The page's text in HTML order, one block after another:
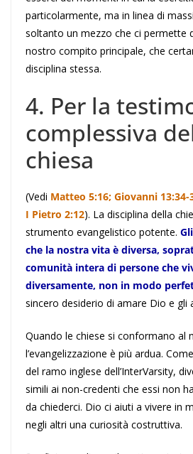
particolarmente, ma in linea di
soltanto un mezzo che ci permette
nostro compito principale, che
disciplina stessa.
4. Per la
complessiva
chiesa
(Vedi Matteo 5:16; Giovanni 13:34-
I Pietro 2:12). La disciplina della
strumento evangelistico potente.
che la nostra vita è diversa,
comunità intera di persone che
diversamente, non in modo
sincero desiderio di amare Dio e gli
Quando le chiese si conformano al
l’evangelizzazione è più ardua.
del ramo inglese dell’InterVarsity,
simili ai non-credenti che essi non
da chiederci. Dio ci aiuti a vivere in
negli altri una curiosità costruttiva.